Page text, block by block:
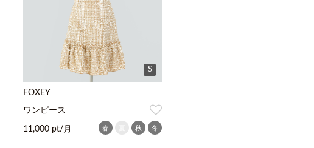
S
FOXEY
ワンピース
11,000 pt/月 春 秋 冬